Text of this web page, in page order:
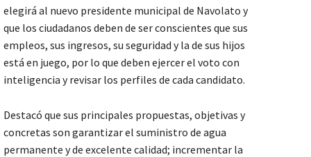
elegirá al nuevo presidente municipal de Navolato y
que los ciudadanos deben de ser conscientes que sus
empleos, sus ingresos, su seguridad y la de sus hijos
está en juego, por lo que deben ejercer el voto con
inteligencia y revisar los perfiles de cada candidato.
Destacó que sus principales propuestas, objetivas y
concretas son garantizar el suministro de agua
permanente y de excelente calidad; incrementar la